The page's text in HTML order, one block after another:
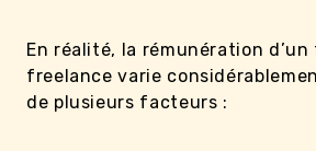
En réalité, la rémunération
freelance varie
de plusieurs facteurs :